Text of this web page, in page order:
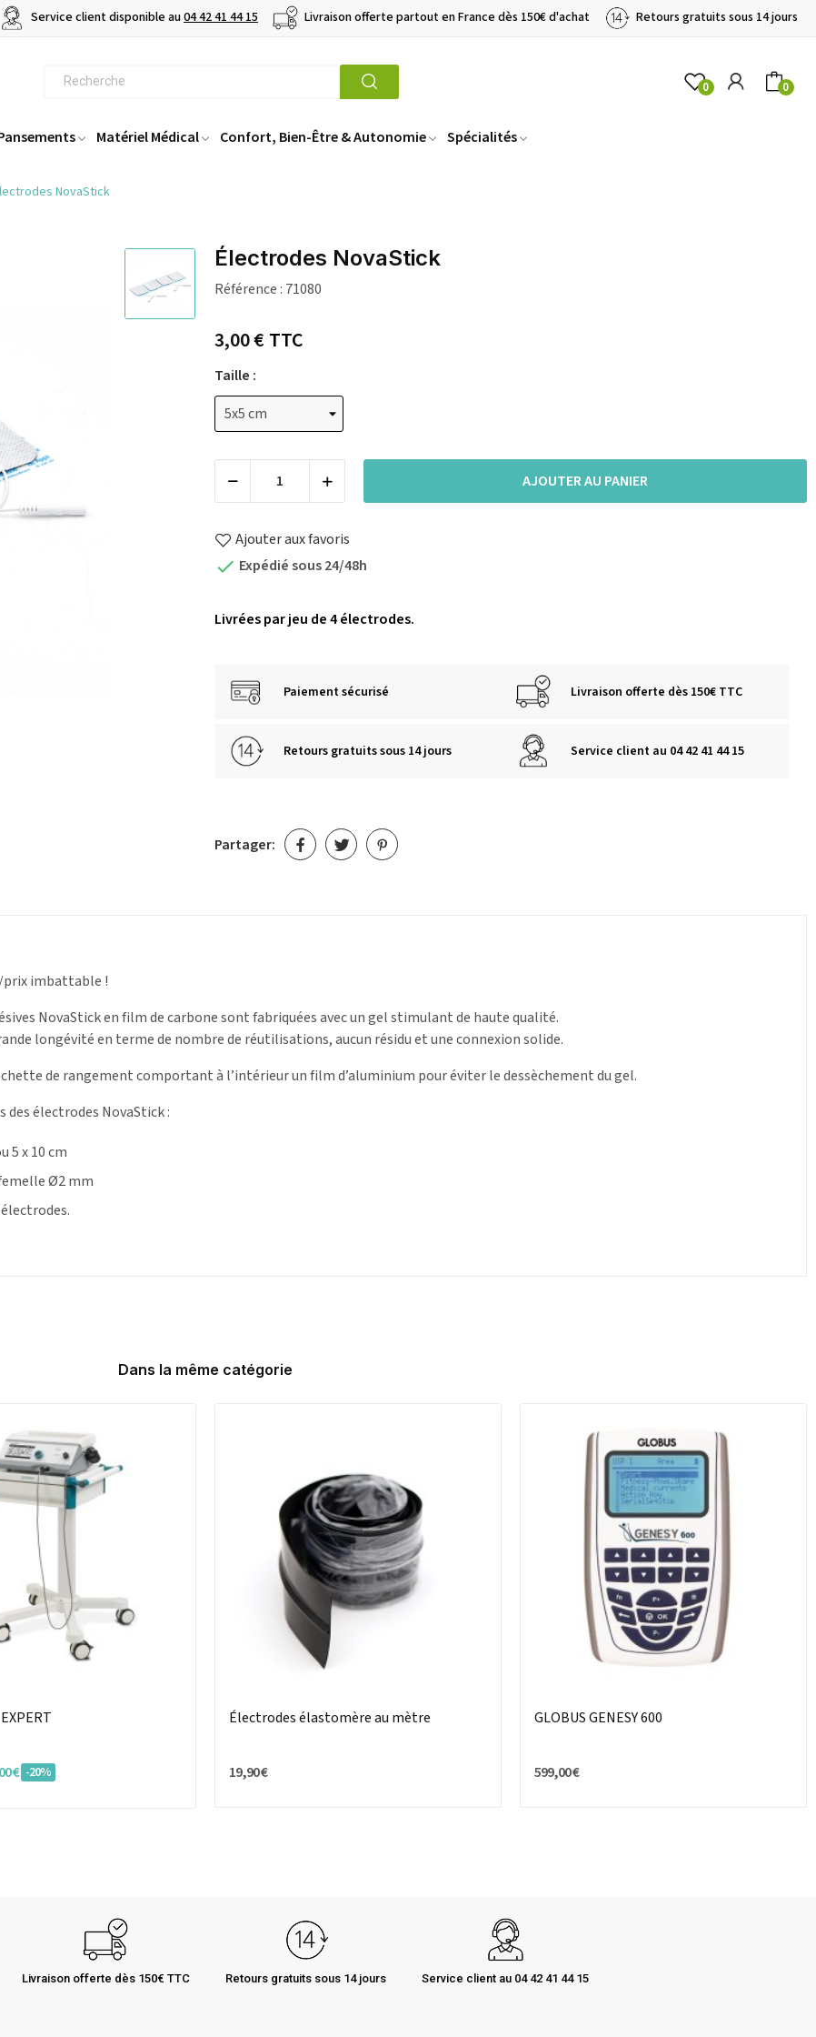
Service client disponible au04 42 41 44 15 Livraison offerte partout en France dès 150€ d'achat Retours gratuits sous 14 jours
0 0
Matériel Médical Confort, Bien-Être & Autonomie Spécialités
NovaStick
Électrodes NovaStick
Référence : 71080
3,00 €TTC
Taille :
AJOUTER AU PANIER
Ajouter aux favoris
 Expédié sous 24/48h
Livrées par jeu de 4 électrodes.
Paiement sécurisé Livraison offerte dès 150€ TTC
Retours gratuits sous 14 jours Service client au 04 42 41 44 15
Partager:
imbattable !
NovaStick en film de carbone sont fabriquées avec un gel stimulant de haute qualité.
longévité en terme de nombre de réutilisations, aucun résidu et une connexion solide.
de rangement comportant à l’intérieur un film d’aluminium pour éviter le dessèchement du gel.
des électrodes NovaStick :
5 x 10 cm
Ø2 mm
Dans la même catégorie
€ -20%
Électrodes élastomère au mètre
19,90 €
GLOBUS GENESY 600
599,00 €
Livraison offerte dès 150€ TTC Retours gratuits sous 14 jours Service client au 04 42 41 44 15